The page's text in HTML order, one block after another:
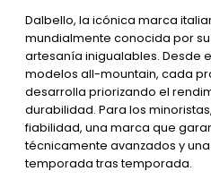
Dalbello, la icónica marca
mundialmente conocida por
artesanía inigualables. Desde
modelos all-mountain, cada
desarrolla priorizando el
durabilidad. Para los
fiabilidad, una marca que
técnicamente avanzados y
temporada tras temporada.